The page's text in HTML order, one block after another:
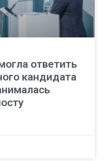
ответить
кандидата